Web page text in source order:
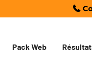
Pack Web